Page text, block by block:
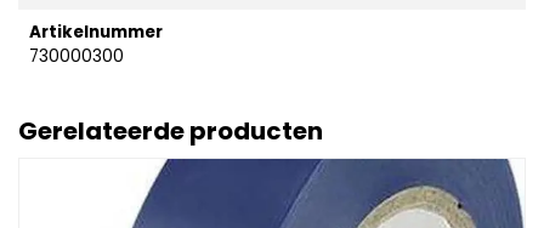
Artikelnummer
730000300
Gerelateerde producten